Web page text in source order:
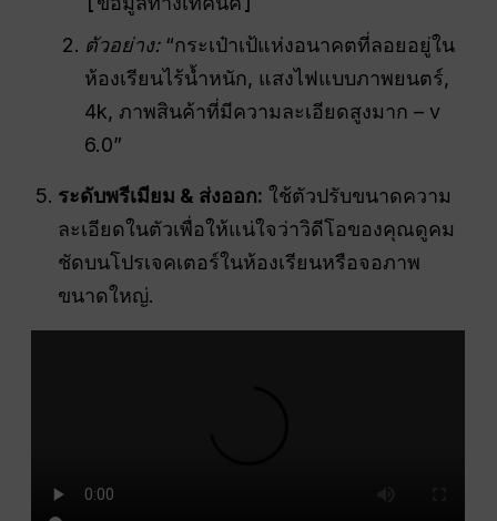
ตัวอย่าง:“กระเป๋าเป้แห่งอนาคตที่ลอยอยู่ใน
ห้องเรียนไร้น้ำหนัก, แสงไฟแบบภาพยนตร์,
4k, ภาพสินค้าที่มีความละเอียดสูงมาก – v
6.0”
ระดับพรีเมียม & ส่งออก: ใช้ตัวปรับขนาดความ
ละเอียดในตัวเพื่อให้แน่ใจว่าวิดีโอของคุณดูคม
ชัดบนโปรเจคเตอร์ในห้องเรียนหรือจอภาพ
ขนาดใหญ่.